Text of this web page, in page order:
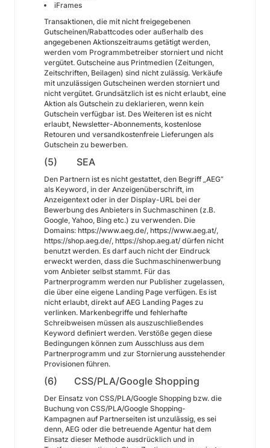
iFrames
Transaktionen, die mit nicht freigegebenen
Gutscheinen/Rabattcodes oder außerhalb des
angegebenen Aktionszeitraums getätigt werden,
werden vom Programmbetreiber storniert und nicht
vergütet. Gutscheine aus Printmedien (Zeitungen,
Zeitschriften, Beilagen) sind nicht zulässig. Verkäufe
mit unzulässigen Gutscheinen werden storniert und
nicht vergütet. Grundsätzlich ist es nicht erlaubt, eine
Aktion als Gutschein zu deklarieren, wenn kein
Gutschein verfügbar ist. Des Weiteren ist es nicht
erlaubt, Newsletter-Abonnements, kostenlose
Retouren und versandkostenfreie Lieferungen als
Gutschein zu bewerben.
(5) SEA
Den Partnern ist es nicht gestattet, den Begriff „AEG“
als Keyword, in der Anzeigenüberschrift, im
Anzeigentext oder in der Display-URL bei der
Bewerbung des Anbieters in Suchmaschinen (z.B.
Google, Yahoo, Bing etc.) zu verwenden. Die
Domains: https://www.aeg.de/, https://www.aeg.at/,
https://shop.aeg.de/, https://shop.aeg.at/ dürfen nicht
benutzt werden. Es darf auch nicht der Eindruck
erweckt werden, dass die Suchmaschinenwerbung
vom Anbieter selbst stammt. Für das
Partnerprogramm werden nur Publisher zugelassen,
die über eine eigene Landing Page verfügen. Es ist
nicht erlaubt, direkt auf AEG Landing Pages zu
verlinken. Markenbegriffe und fehlerhafte
Schreibweisen müssen als auszuschließendes
Keyword definiert werden. Verstöße gegen diese
Bedingungen können zum Ausschluss aus dem
Partnerprogramm und zur Stornierung ausstehender
Provisionen führen.
(6) CSS/PLA/Google Shopping
Der Einsatz von CSS/PLA/Google Shopping bzw. die
Buchung von CSS/PLA/Google Shopping-
Kampagnen auf Partnerseiten ist unzulässig, es sei
denn, AEG oder die betreuende Agentur hat dem
Einsatz dieser Methode ausdrücklich und in